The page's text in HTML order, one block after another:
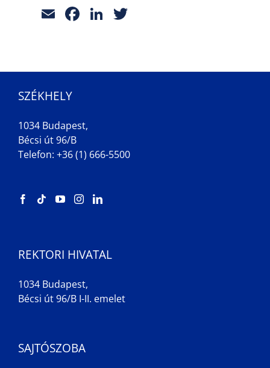
EmailFacebook
LinkedIn
SZÉKHELY
1034 Budapest,
Bécsi út 96/B
Telefon: +36 (1) 666-5500
REKTORI HIVATAL
1034 Budapest,
Bécsi út 96/B I-II. emelet
SAJTÓSZOBA